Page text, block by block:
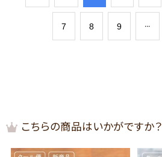
​7 ​8 ​9
こちらの商品はいかがですか？